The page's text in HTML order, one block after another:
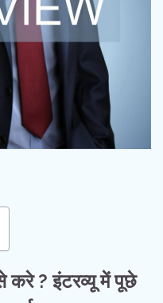
करे ?इंटरव्यू में पूछे